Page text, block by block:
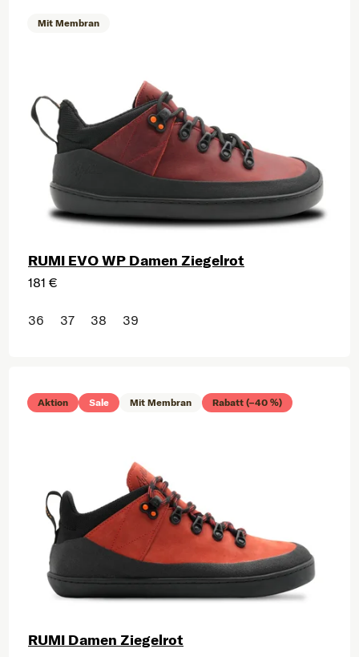
Mit Membran
RUMI EVO WP Damen Ziegelrot
181 €
36 37 38 39
Aktion Sale Mit Membran Rabatt (–40 %)
RUMI Damen Ziegelrot